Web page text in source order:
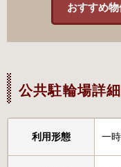
おすすめ
公共駐輪場詳細
利用形態 一